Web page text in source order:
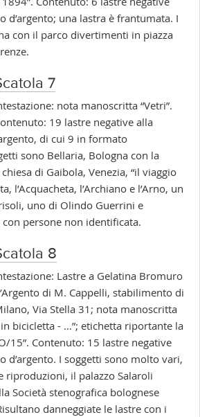
d’argento; una lastra è frantumata. I
con il parco divertimenti in piazza
7
nota manoscritta “Vetri”.
19 lastre negative alla
di cui 9 in formato
sono Bellaria, Bologna con la
di Gaibola, Venezia, “il viaggio
l’Acquacheta, l’Archiano e l’Arno, un
uno di Olindo Guerrini e
con persone non identificata.
8
Lastre a Gelatina Bromuro
di M. Cappelli, stabilimento di
Via Stella 31; nota manoscritta
in bicicletta - …”; etichetta riportante la
15”. Contenuto: 15 lastre negative
d’argento. I soggetti sono molto vari,
riproduzioni, il palazzo Salaroli
Società stenografica bolognese
danneggiate le lastre con i